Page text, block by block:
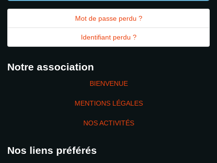
Mot de passe perdu ?
Identifiant perdu ?
Notre association
BIENVENUE
MENTIONS LÉGALES
NOS ACTIVITÉS
Nos liens préférés